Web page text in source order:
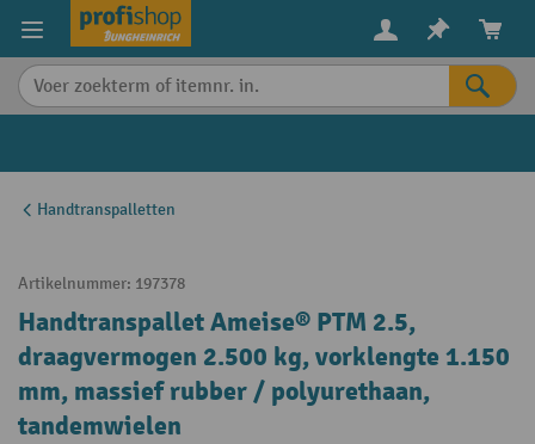
content
Handtranspalletten
Artikelnummer: 197378
Handtranspallet Ameise® PTM 2.5,
draagvermogen 2.500 kg, vorklengte 1.150
mm, massief rubber / polyurethaan,
tandemwielen